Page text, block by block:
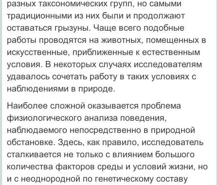
разных таксономических групп, но самыми
традиционными из них были и продолжают
оставаться грызуны. Чаще всего подобные
работы проводятся на животных, помещенных в
искусственные, приближенные к естественным
условия. В некоторых случаях исследователям
удавалось сочетать работу в таких условиях с
наблюдениями в природе.
Наиболее сложной оказывается проблема
физиологического анализа поведения,
наблюдаемого непосредственно в природной
обстановке. Здесь, как правило, исследователь
сталкивается не только с влиянием большого
количества факторов среды и условий жизни, но
и с неоднородной по генетическому составу